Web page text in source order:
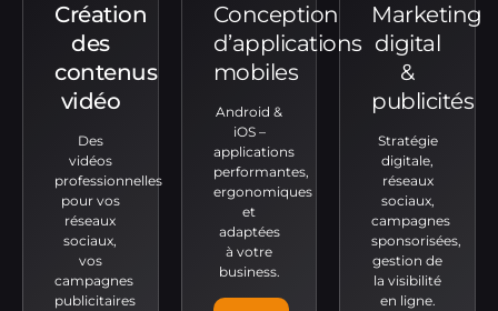
Création
des
contenus
vidéo
Des
vidéos
professionnelles
pour vos
réseaux
sociaux,
vos
campagnes
publicitaires
Conception
d’applications
mobiles
Android &
iOS –
applications
performantes,
ergonomiques
et
adaptées
à votre
business.
Marketing
digital
&
publicités
Stratégie
digitale,
réseaux
sociaux,
campagnes
sponsorisées,
gestion de
la visibilité
en ligne.